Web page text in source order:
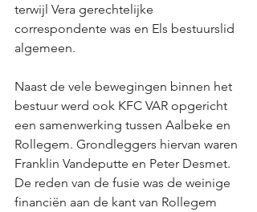
terwijl Vera gerechtelijke
correspondente was en Els bestuurslid
algemeen.
Naast de vele bewegingen binnen het
bestuur werd ook KFC VAR opgericht
een samenwerking tussen Aalbeke en
Rollegem. Grondleggers hiervan waren
Franklin Vandeputte en Peter Desmet.
De reden van de fusie was de weinige
financiën aan de kant van Rollegem